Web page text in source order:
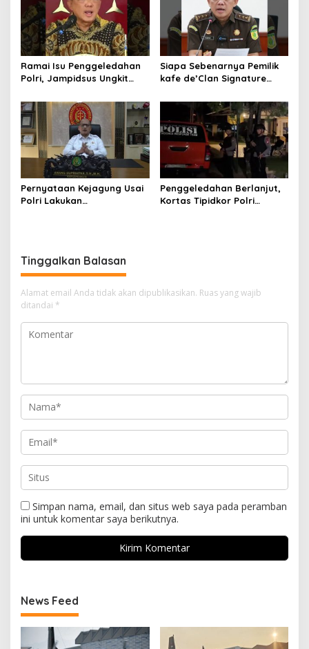
Ramai Isu Penggeledahan
Polri, Jampidsus Ungkit
Kejagung RI
Siapa Sebenarnya Pemilik
kafe de’Clan Signature
Nama Jampidsus
Mendadak Jadi Sorotan
Pernyataan Kejagung Usai
Polri Lakukan
Penggeledahan Berlanjut,
Kortas Tipidkor Polri
Tinggalkan Balasan
Alamat email Anda tidak akan dipublikasikan. Ruas yang wajib
ditandai *
Simpan nama, email, dan situs web saya pada peramban
ini untuk komentar saya berikutnya.
News Feed